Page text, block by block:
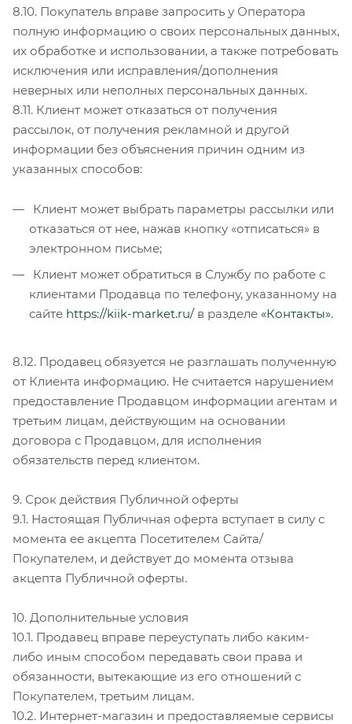
8.10. Покупатель вправе запросить у Оператора
полную информацию о своих персональных данных,
их обработке и использовании, а также потребовать
исключения или исправления/дополнения
неверных или неполных персональных данных.
8.11. Клиент может отказаться от получения
рассылок, от получения рекламной и другой
информации без объяснения причин одним из
указанных способов:
Клиент может выбрать параметры рассылки или
отказаться от нее, нажав кнопку «отписаться» в
электронном письме;
Клиент может обратиться в Службу по работе с
клиентами Продавца по телефону, указанному на
сайте https://kiik-market.ru/в разделе «Контакты».
8.12. Продавец обязуется не разглашать полученную
от Клиента информацию. Не считается нарушением
предоставление Продавцом информации агентам и
третьим лицам, действующим на основании
договора с Продавцом, для исполнения
обязательств перед клиентом.
9. Срок действия Публичной оферты
9.1. Настоящая Публичная оферта вступает в силу с
момента ее акцепта Посетителем Сайта/
Покупателем, и действует до момента отзыва
акцепта Публичной оферты.
10. Дополнительные условия
10.1. Продавец вправе переуступать либо каким-
либо иным способом передавать свои права и
обязанности, вытекающие из его отношений с
Покупателем, третьим лицам.
10.2. Интернет-магазин и предоставляемые сервисы